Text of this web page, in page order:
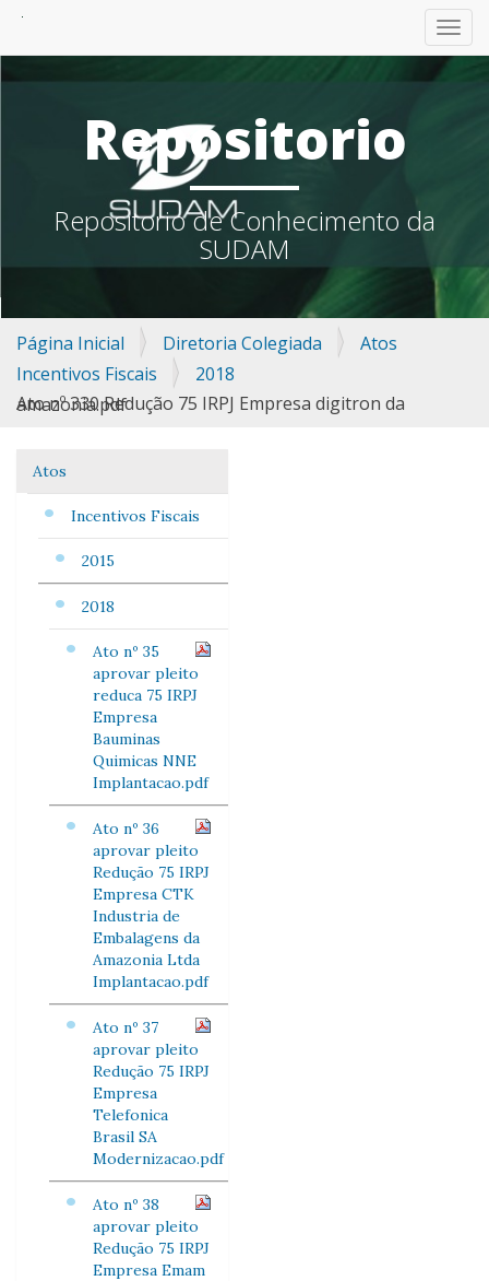
Repositorio
Repositorio de Conhecimento da
SUDAM
Página Inicial Diretoria Colegiada
Atos
Incentivos Fiscais
2018
Ato nº 330 Redução 75 IRPJ Empresa digitron da amazonia.pdf
Navegação
Atos
Incentivos Fiscais
2015
2018
Ato nº 35
aprovar pleito
reduca 75 IRPJ
Empresa
Bauminas
Quimicas NNE
Implantacao.pdf
Ato nº 36
aprovar pleito
Redução 75 IRPJ
Empresa CTK
Industria de
Embalagens da
Amazonia Ltda
Implantacao.pdf
Ato nº 37
aprovar pleito
Redução 75 IRPJ
Empresa
Telefonica
Brasil SA
Modernizacao.pdf
Ato nº 38
aprovar pleito
Redução 75 IRPJ
Empresa Emam